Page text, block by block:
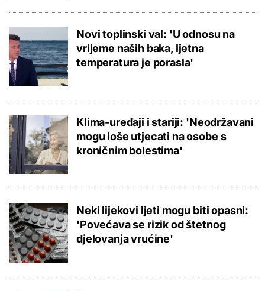
Novi toplinski val: 'U odnosu na
vrijeme naših baka, ljetna
temperatura je porasla'
Klima-uređaji i stariji: 'Neodržavani
mogu loše utjecati na osobe s
kroničnim bolestima'
Neki lijekovi ljeti mogu biti opasni:
'Povećava se rizik od štetnog
djelovanja vrućine'